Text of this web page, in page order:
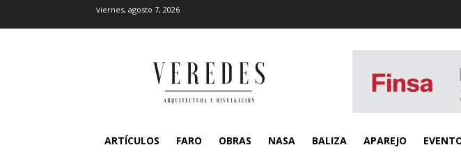
viernes, agosto 7, 2026
ARTÍCULOS FARO OBRAS NASA BALIZA APAREJO